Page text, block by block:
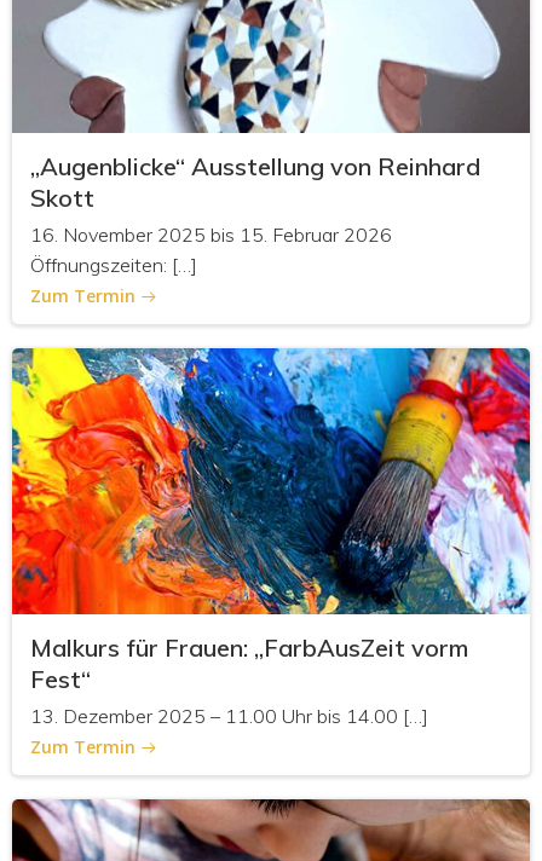
„Augenblicke“ Ausstellung von Reinhard
Skott
16. November 2025 bis 15. Februar 2026
Öffnungszeiten: […]
Zum Termin
Malkurs für Frauen: „FarbAusZeit vorm
Fest“
13. Dezember 2025 – 11.00 Uhr bis 14.00 […]
Zum Termin